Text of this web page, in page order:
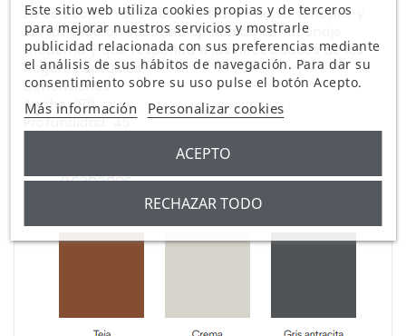
La colección Yoko busca a través de su sencillez y
versatilidad ofrecer una opción de almacenaje
moderna y que responda a las necesidades de los
hogares actuales.
Dimensiones
Ancho: 180
Profundidad: 45
Este sitio web utiliza cookies propias y de terceros
para mejorar nuestros servicios y mostrarle
publicidad relacionada con sus preferencias mediante
el análisis de sus hábitos de navegación. Para dar su
consentimiento sobre su uso pulse el botón Acepto.
Más información Personalizar cookies
RECHAZAR TODO
ACEPTO